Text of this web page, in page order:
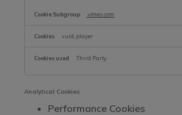
vimeo.com
vuid, player
Third Party
Analytical Cookies
Performance Cookies